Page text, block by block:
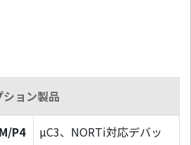
ョン製品
P4
µC3、NORTi対応デバッ